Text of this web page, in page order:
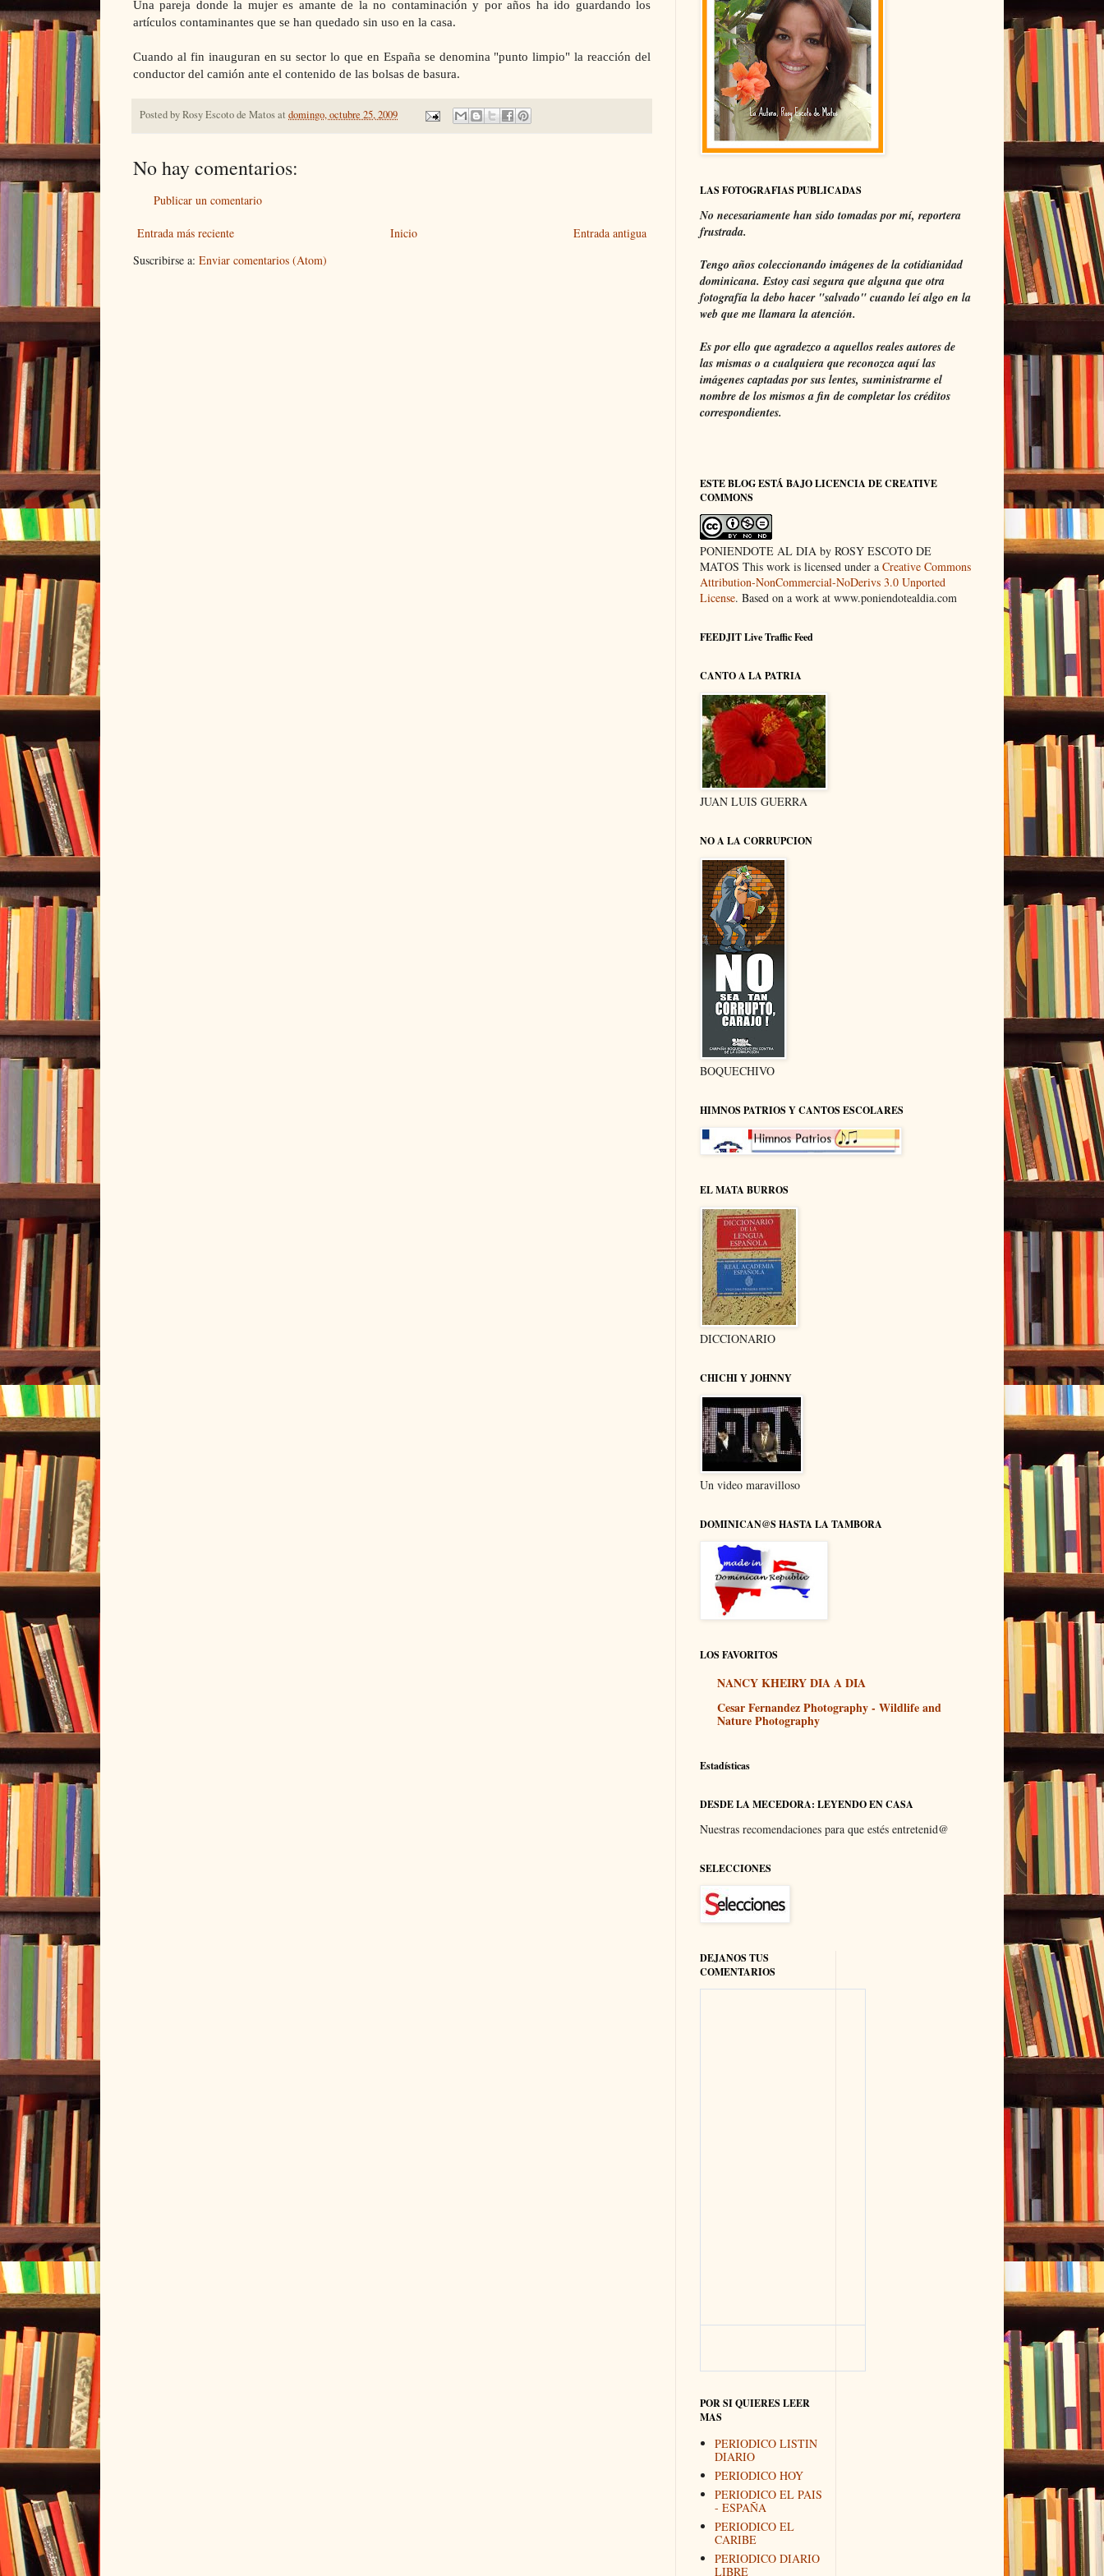
Una pareja donde la mujer es amante de la no contaminación y por años ha ido guardando los
artículos contaminantes que se han quedado sin uso en la casa.
Cuando al fin inauguran en su sector lo que en España se denomina "punto limpio" la reacción del
conductor del camión ante el contenido de las bolsas de basura.
Posted byRosy Escoto de Matosat domingo, octubre 25, 2009
No hay comentarios:
Publicar un comentario
Entrada más reciente Entrada antigua
Inicio
Suscribirse a: Enviar comentarios (Atom)
LAS FOTOGRAFIAS PUBLICADAS
No necesariamente han sido tomadas por mí, reportera
frustrada.
Tengo años coleccionando imágenes de la cotidianidad
dominicana. Estoy casi segura que alguna que otra
fotografía la debo hacer "salvado" cuando leí algo en la
web que me llamara la atención.
Es por ello que agradezco a aquellos reales autores de
las mismas o a cualquiera que reconozca aquí las
imágenes captadas por sus lentes, suministrarme el
nombre de los mismos a fin de completar los créditos
correspondientes.
ESTE BLOG ESTÁ BAJO LICENCIA DE CREATIVE
COMMONS
PONIENDOTE AL DIA by ROSY ESCOTO DE
MATOS This work is licensed under a Creative Commons
Attribution-NonCommercial-NoDerivs 3.0 Unported
License. Based on a work at www.poniendotealdia.com
FEEDJIT Live Traffic Feed
CANTO A LA PATRIA
JUAN LUIS GUERRA
NO A LA CORRUPCION
BOQUECHIVO
HIMNOS PATRIOS Y CANTOS ESCOLARES
EL MATA BURROS
DICCIONARIO
CHICHI Y JOHNNY
Un video maravilloso
DOMINICAN@S HASTA LA TAMBORA
LOS FAVORITOS
NANCY KHEIRY DIA A DIA
Cesar Fernandez Photography - Wildlife and
Nature Photography
Estadísticas
DESDE LA MECEDORA: LEYENDO EN CASA
Nuestras recomendaciones para que estés entretenid@
SELECCIONES
DEJANOS TUS
COMENTARIOS
POR SI QUIERES LEER
MAS
PERIODICO LISTIN
DIARIO
PERIODICO HOY
PERIODICO EL PAIS
- ESPAÑA
PERIODICO EL
CARIBE
PERIODICO DIARIO
LIBRE